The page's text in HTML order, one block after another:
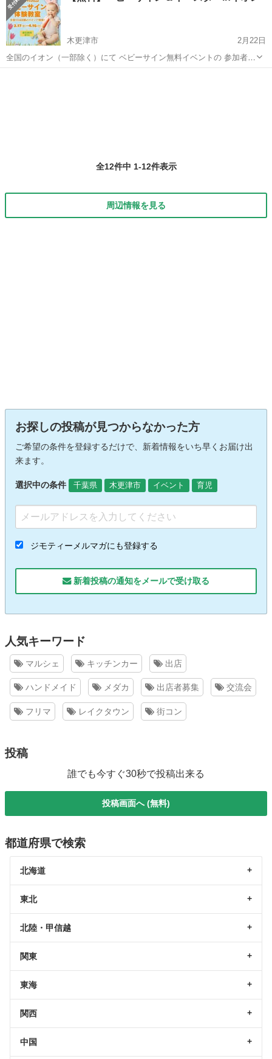
木更津市
2月22日
全国のイオン（一部除く）にて ベビーサイン無料イベントの 参加者さ
ん募集中です イースターイベントと絡めた 楽しい内容になっています
全12件中 1-12件表示
周辺情報を見る
お探しの投稿が見つからなかった方
ご希望の条件を登録するだけで、新着情報をいち早くお届け出
来ます。
選択中の条件 千葉県 木更津市 イベント 育児
ジモティーメルマガにも登録する
新着投稿の通知をメールで受け取る
人気キーワード
マルシェ キッチンカー 出店
ハンドメイド メダカ 出店者募集 交流会
フリマ レイクタウン 街コン
投稿
誰でも今すぐ30秒で投稿出来る
投稿画面へ (無料)
都道府県で検索
北海道
東北
北陸・甲信越
関東
東海
関西
中国